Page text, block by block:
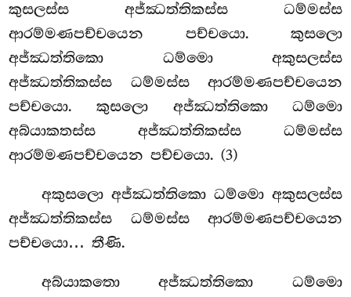
කුසලස්ස අජ්ඣත්තිකස්ස ධම්මස්ස
ආරම්මණපච්චයෙන පච්චයො. කුසලො
අජ්ඣත්තිකො ධම්මො අකුසලස්ස
අජ්ඣත්තිකස්ස ධම්මස්ස ආරම්මණපච්චයෙන
පච්චයො. කුසලො අජ්ඣත්තිකො ධම්මො
අබ්යාකතස්ස අජ්ඣත්තිකස්ස ධම්මස්ස
ආරම්මණපච්චයෙන පච්චයො. (3)
අකුසලො අජ්ඣත්තිකො ධම්මො අකුසලස්ස
අජ්ඣත්තිකස්ස ධම්මස්ස ආරම්මණපච්චයෙන
පච්චයො… තීණි.
අබ්යාකතො අජ්ඣත්තිකො ධම්මො